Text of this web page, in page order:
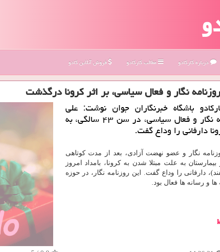
درباره كاركادو مطالب كاركادو فروش آنلاین کادو
نگار و فعال سیاسی، بر اثر كرونا درگذشت
باشگاه خبرنگاران جوان نوشت: علی
اکرمی، روزنامه نگار و فعال سیاسی، در سن ۴۳ سالگی، به
دارفانی را وداع گفت.
نگار و عضو نهضت آزادی، بعد از مدت کوتاهی
به علت مبتلا شدن به کرونا، بامداد امروز
۱۰ اسفند)، دارفانی را وداع گفت. این روزنامه نگار، در حوزه
و رسانه ها فعال بود.